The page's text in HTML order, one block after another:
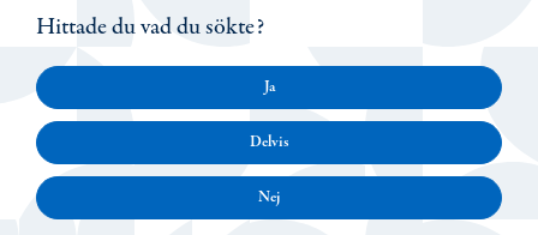
Hittade du vad du sökte?
Ja
Delvis
Nej